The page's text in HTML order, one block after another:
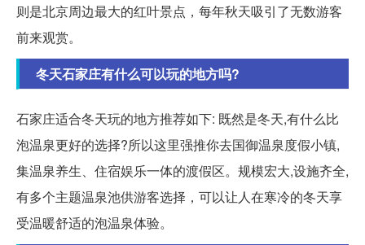
则是北京周边最大的红叶景点，每年秋天吸引了无数游客
前来观赏。
冬天石家庄有什么可以玩的地方吗?
石家庄适合冬天玩的地方推荐如下: 既然是冬天,有什么比
泡温泉更好的选择?所以这里强推你去国御温泉度假小镇,
集温泉养生、住宿娱乐一体的渡假区。规模宏大,设施齐全,
有多个主题温泉池供游客选择，可以让人在寒冷的冬天享
受温暖舒适的泡温泉体验。